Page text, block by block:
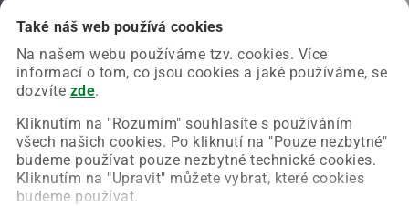
Také náš web používá cookies
Na našem webu používáme tzv. cookies. Více
informací o tom, co jsou cookies a jaké používáme, se
dozvíte zde.
Kliknutím na "Rozumím" souhlasíte s používáním
všech našich cookies. Po kliknutí na "Pouze nezbytné"
budeme používat pouze nezbytné technické cookies.
Kliknutím na "Upravit" můžete vybrat, které cookies
budeme používat.
Chyba nastala na naší straně a už ji opravujeme.
Zkuste prosím znovu načíst požadovanou stránku.
Obnovit stránku Úvodní strana